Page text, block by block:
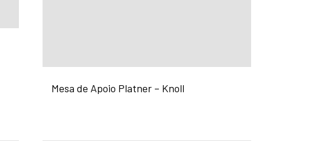
Mesa de Apoio Platner – Knoll